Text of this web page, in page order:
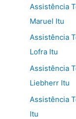
Assistência
Maruel Itu
Assistência
Lofra Itu
Assistência
Liebherr Itu
Assistência
Itu